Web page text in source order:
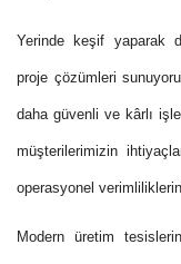
Yerinde keşif yaparak
proje çözümleri
daha güvenli ve kârlı
müşterilerimizin
operasyonel
Modern üretim